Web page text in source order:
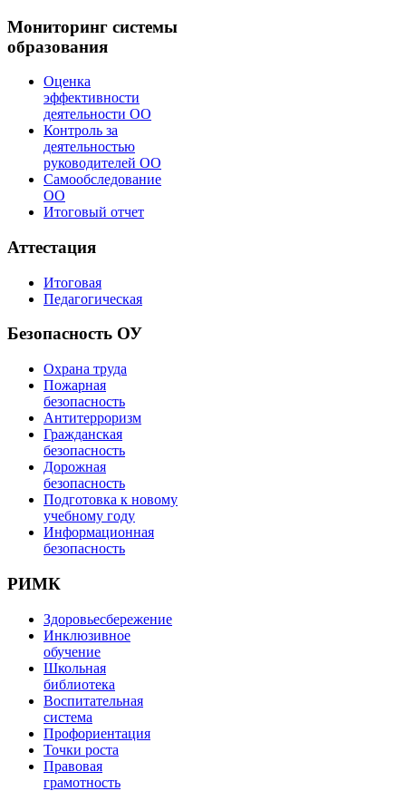
Мониторинг системы
образования
Оценка
эффективности
деятельности ОО
Контроль за
деятельностью
руководителей ОО
Самообследование
ОО
Итоговый отчет
Аттестация
Итоговая
Педагогическая
Безопасность ОУ
Охрана труда
Пожарная
безопасность
Антитерроризм
Гражданская
безопасность
Дорожная
безопасность
Подготовка к новому
учебному году
Информационная
безопасность
РИМК
Здоровьесбережение
Инклюзивное
обучение
Школьная
библиотека
Воспитательная
система
Профориентация
Точки роста
Правовая
грамотность